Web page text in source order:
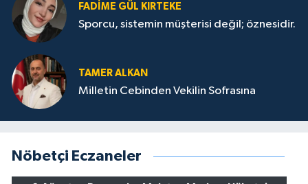
FADIME GÜL KIRTEKE
Sporcu, sistemin müşterisi değil; öznesidir.
TAMER ALKAN
Milletin Cebinden Vekilin Sofrasına
Nöbetçi Eczaneler